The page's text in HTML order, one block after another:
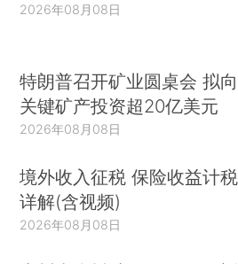
2026年08月08日
特朗普召开矿业圆桌会 拟向
关键矿产投资超20亿美元
2026年08月08日
境外收入征税 保险收益计税
详解(含视频)
2026年08月08日